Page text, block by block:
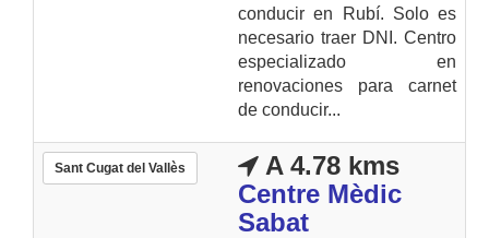
conducir en Rubí. Solo es
necesario traer DNI. Centro
especializado en
renovaciones para carnet
de conducir...
Sant Cugat del Vallès
A 4.78 kms
Centre Mèdic
Sabat